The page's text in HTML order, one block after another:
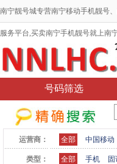
南宁靓号城专营南宁移动手机靓号
服务平台,买卖南宁手机靓号就上南
号码筛选
运营商： 全部 中国移动
类型： 全部 手机